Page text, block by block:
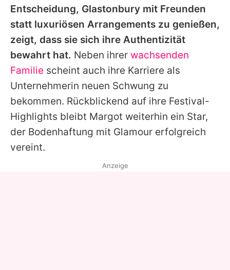
Entscheidung, Glastonbury mit Freunden
statt luxuriösen Arrangements zu genießen,
zeigt, dass sie sich ihre Authentizität
bewahrt hat. Neben ihrer wachsenden
Familie scheint auch ihre Karriere als
Unternehmerin neuen Schwung zu
bekommen. Rückblickend auf ihre Festival-
Highlights bleibt Margot weiterhin ein Star,
der Bodenhaftung mit Glamour erfolgreich
vereint.
Anzeige